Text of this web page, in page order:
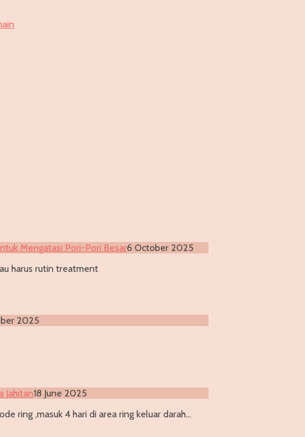
Mengatasi Pori-Pori Besar6 October 2025
harus rutin treatment
2025
Jahitan18 June 2025
ring ,masuk 4 hari di area ring keluar darah…